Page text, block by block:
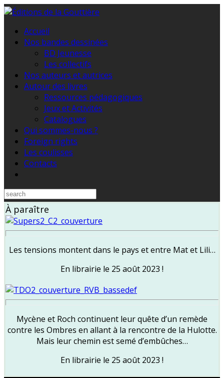
Accueil
Nos bandes dessinées
BD Jeunesse
Les collectifs
Nos auteurs et autrices
Autour des livres
Ressources pédagogiques
Jeux et Activités
Catalogues
Qui sommes-nous ?
Foreign rights
Les coulisses
Contacts
À paraître
Les tensions montent dans le pays et entre Mat et Lili…
En librairie le 25 août 2023 !
Mycène et Roch continuent leur quête d’un remède
contre les Ombres en allant à la rencontre de la Hulotte.
Mais leur chemin est semé d’embûches…
En librairie le 25 août 2023 !